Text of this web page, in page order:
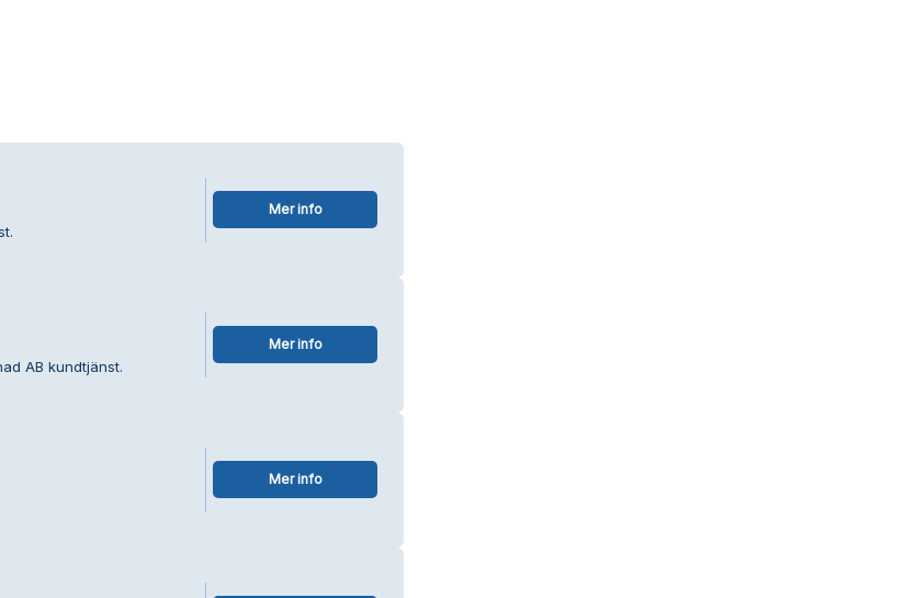
Mer info
AB kundtjänst.
Mer info
Mer info